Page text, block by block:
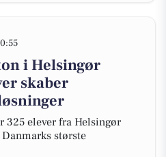
i Helsingør
skaber
325 elever fra Helsingør
største